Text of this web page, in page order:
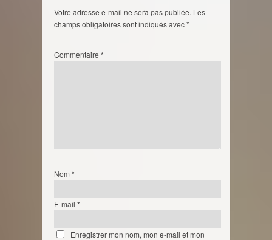
Votre adresse e-mail ne sera pas publiée. Les
champs obligatoires sont indiqués avec*
Commentaire *
Nom *
E-mail *
Enregistrer mon nom, mon e-mail et mon